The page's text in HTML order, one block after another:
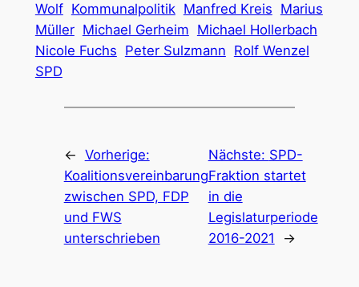
Wolf Kommunalpolitik Manfred Kreis Marius
Müller Michael Gerheim Michael Hollerbach
Nicole Fuchs Peter Sulzmann Rolf Wenzel
SPD
← Vorherige:
Koalitionsvereinbarung
zwischen SPD, FDP
und FWS
unterschrieben
Nächste: SPD-
Fraktion startet
in die
Legislaturperiode
2016-2021
→